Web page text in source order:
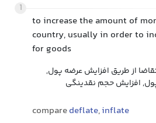
1
to increase the amount of
country, usually in order to
for goods
از طریق افزایش عرضه پول,
افزایش حجم نقدینگی
comparedeflate,inflate